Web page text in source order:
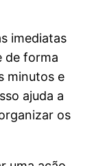
imediatas
de forma
minutos e
ajuda a
os